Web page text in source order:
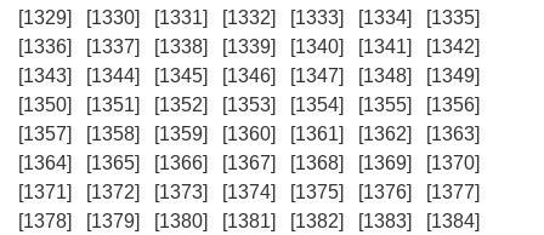
[1329]
[1330] [1331] [1332] [1333] [1334]
[1335]
[1336]
[1337] [1338] [1339] [1340] [1341]
[1342]
[1343]
[1344] [1345] [1346] [1347] [1348]
[1349]
[1350]
[1351] [1352] [1353] [1354] [1355]
[1356]
[1357]
[1358] [1359] [1360] [1361] [1362]
[1363]
[1364]
[1365] [1366] [1367] [1368] [1369]
[1370]
[1371]
[1372] [1373] [1374] [1375] [1376]
[1377]
[1378]
[1379] [1380] [1381] [1382] [1383]
[1384]